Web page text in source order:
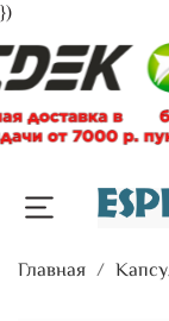
})
Главная